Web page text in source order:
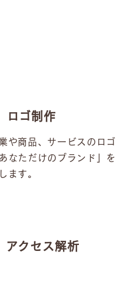
ロゴ制作
や商品、サービスのロ
なただけのブランド」
ます。
アクセス解析